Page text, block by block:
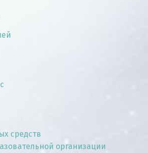
средств
организации